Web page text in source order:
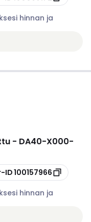
hinnan ja
- DA40-X000-
ID100157966
hinnan ja